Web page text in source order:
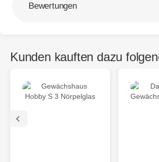
Bewertungen
Kunden kauften dazu